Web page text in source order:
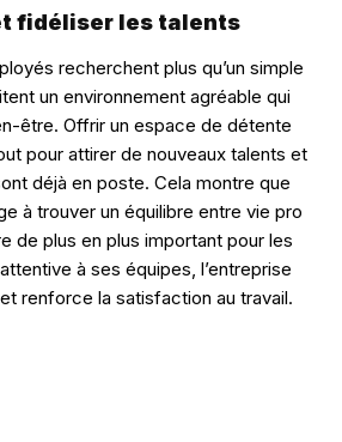
fidéliser les talents
recherchent plus qu’un simple
un environnement agréable qui
être. Offrir un espace de détente
pour attirer de nouveaux talents et
déjà en poste. Cela montre que
à trouver un équilibre entre vie pro
de plus en plus important pour les
à ses équipes, l’entreprise
renforce la satisfaction au travail.